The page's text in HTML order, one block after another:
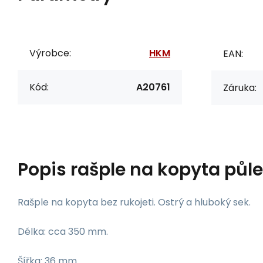
Výrobce: HKM
Kód: A20761
EAN:
Záruka:
Popis rašple na kopyta
Rašple na kopyta bez rukojeti. Ostrý a hluboký sek.
Délka: cca 350 mm.